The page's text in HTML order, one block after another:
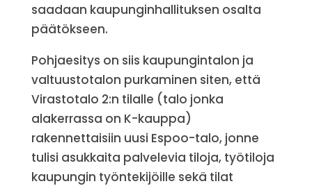
saadaan kaupunginhallituksen osalta
päätökseen.
Pohjaesitys on siis kaupungintalon ja
valtuustotalon purkaminen siten, että
Virastotalo 2:n tilalle (talo jonka
alakerrassa on K-kauppa)
rakennettaisiin uusi Espoo-talo, jonne
tulisi asukkaita palvelevia tiloja, työtiloja
kaupungin työntekijöille sekä tilat